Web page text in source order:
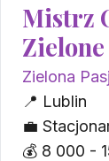
Mistrz
Zielona
📍 Lublin
💼
💰 8 000 -